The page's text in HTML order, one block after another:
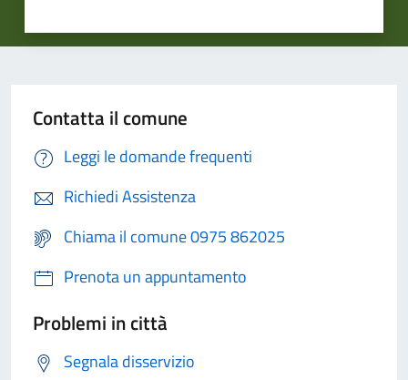
Contatta il comune
Leggi le domande frequenti
Richiedi Assistenza
Chiama il comune 0975 862025
Prenota un appuntamento
Problemi in città
Segnala disservizio